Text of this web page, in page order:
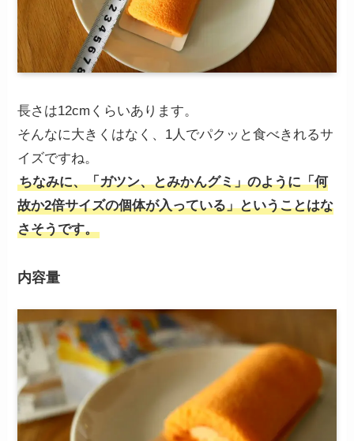
長さは12cmくらいあります。
そんなに大きくはなく、1人でパクッと食べきれるサ
イズですね。
ちなみに、「ガツン、とみかんグミ」のように「何
故か2倍サイズの個体が入っている」ということはな
さそうです。
内容量